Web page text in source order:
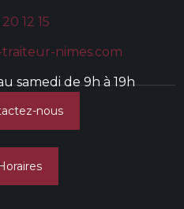
12 15
nimes.com
samedi de 9h à 19h
nous